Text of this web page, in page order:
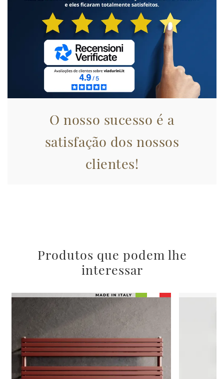
annunci, per fornire funzionalità dei social media e per
analizzare il nostro traffico. Condividiamo inoltre
informazioni sul modo in cui utilizza il nostro sito con i
nostri partner che si occupano di analisi dei dati web,
pubblicità e social media, i quali potrebbero combinarle
con altre informazioni che ha fornito loro o che hanno
raccolto dal suo utilizzo dei loro servizi.
O nosso sucesso é a
satisfação dos nossos
clientes!
Produtos que podem lhe
interessar